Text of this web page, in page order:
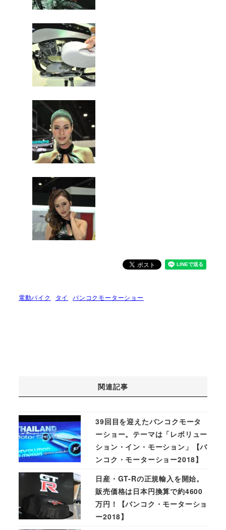
電動バイク タイ バンコクモーターショー
関連記事
39回目を迎えたバンコクモータ
ーショー。テーマは「レボリュー
ション・イン・モーション」【バ
ンコク・モーターショー2018】
日産・GT-Rの正規輸入を開始。
販売価格は日本円換算で約4600
万円！【バンコク・モーターショ
ー2018】